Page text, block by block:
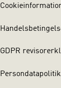
GDPR
Persondatapolitik